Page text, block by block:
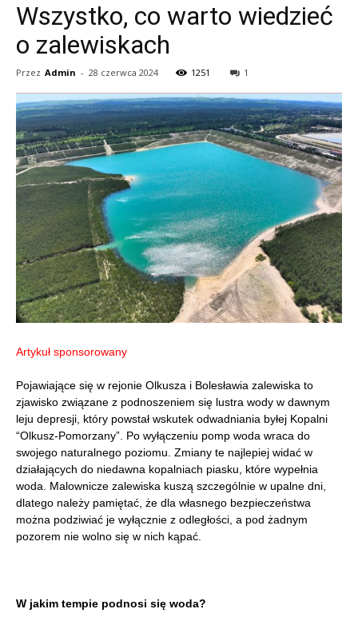
Wszystko, co warto wiedzieć
o zalewiskach
Przez Admin - 28 czerwca 2024 1251 1
Artykuł sponsorowany
Pojawiające się w rejonie Olkusza i Bolesławia zalewiska to
zjawisko związane z podnoszeniem się lustra wody w dawnym
leju depresji, który powstał wskutek odwadniania byłej Kopalni
“Olkusz-Pomorzany”. Po wyłączeniu pomp woda wraca do
swojego naturalnego poziomu. Zmiany te najlepiej widać w
działających do niedawna kopalniach piasku, które wypełnia
woda. Malownicze zalewiska kuszą szczególnie w upalne dni,
dlatego należy pamiętać, że dla własnego bezpieczeństwa
można podziwiać je wyłącznie z odległości, a pod żadnym
pozorem nie wolno się w nich kąpać.
W jakim tempie podnosi się woda?